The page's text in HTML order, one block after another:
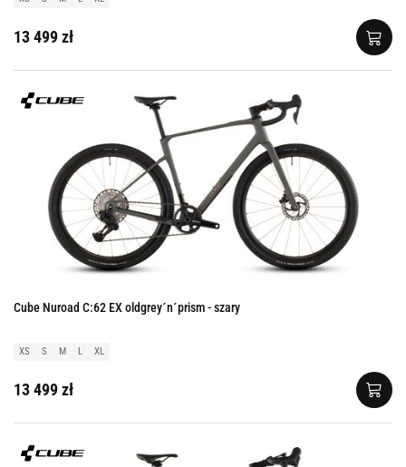
13 499 zł
Cube Nuroad C:62 EX oldgrey´n´prism - szary
XS S M L XL
13 499 zł